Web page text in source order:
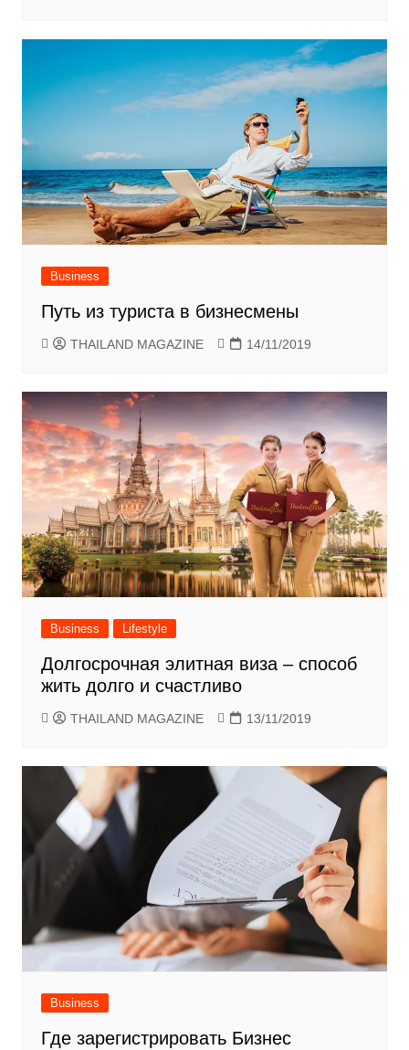
Business
Путь из туриста в бизнесмены
THAILAND MAGAZINE 14/11/2019
Business Lifestyle
Долгосрочная элитная виза – способ
жить долго и счастливо
THAILAND MAGAZINE 13/11/2019
Business
Где зарегистрировать Бизнес